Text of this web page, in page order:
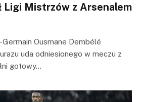
Ligi Mistrzów z Arsenalem
Ousmane Dembélé
uda odniesionego w meczu z
gotowy…